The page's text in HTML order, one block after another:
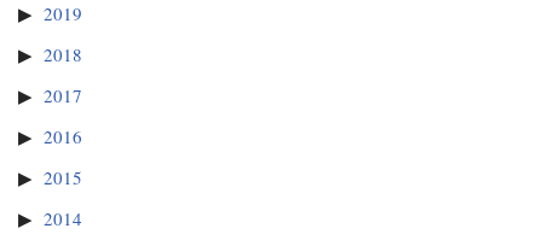
2019
2018
2017
2016
2015
2014